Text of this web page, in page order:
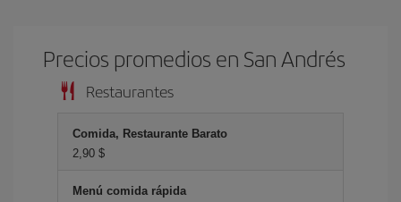
Precios promedios en San Andrés
Restaurantes
Comida, Restaurante Barato
2,90 $
Menú comida rápida